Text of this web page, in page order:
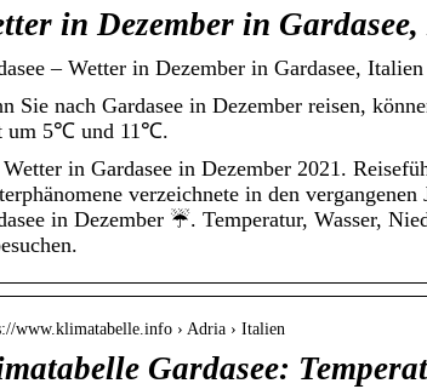
in Dezember in
– Wetter in Dezember in Gardasee,
Sie nach Gardasee in Dezember reisen,
um 5℃ und 11℃.
Wetter in Gardasee in Dezember 2021.
verzeichnete in den
in Dezember ☔. Temperatur, Wasser,
www.klimatabelle.info › Adria › Italien
Gardasee: